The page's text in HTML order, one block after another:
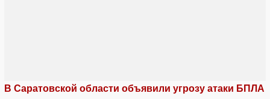
В Саратовской области объявили угрозу атаки БПЛА